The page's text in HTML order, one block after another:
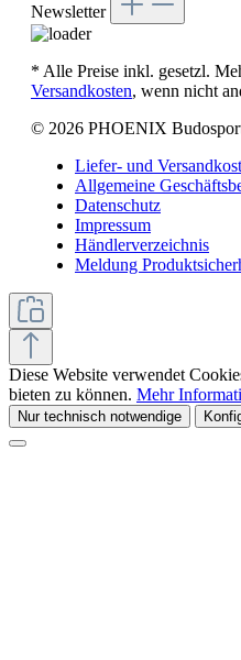
Newsletter
* Alle Preise inkl. gesetzl.
Versandkosten, wenn nicht
© 2026 PHOENIX
Liefer- und
Allgemeine
Datenschutz
Impressum
Händlerverzeichnis
Meldung
Diese Website verwendet
bieten zu können. Mehr
Nur technisch notwendige